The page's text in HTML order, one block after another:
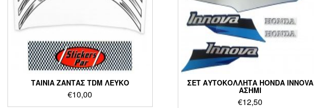
ΤΑΙΝΙΑ ΖΑΝΤΑΣ TDM ΛΕΥΚΟ
€10,00
ΣΕΤ ΑΥΤΟΚΟΛΛΗΤΑ HONDA INNOVA
ΑΣΗΜΙ
€12,50